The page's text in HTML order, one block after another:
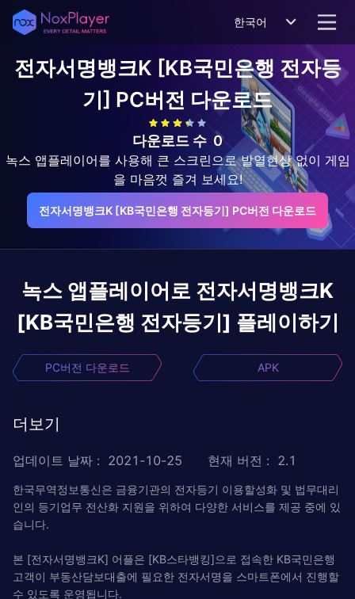
한국어
전자서명뱅크K [KB국민은행 전자등
기] PC버전 다운로드
다운로드 수 0
녹스 앱플레이어를 사용해 큰 스크린으로 발열현상 없이 게임
을 마음껏 즐겨 보세요!
전자서명뱅크K [KB국민은행 전자등기] PC버전 다운로드
녹스 앱플레이어로 전자서명뱅크K
[KB국민은행 전자등기] 플레이하기
PC버전 다운로드 APK
더보기
업데이트 날짜 : 2021-10-25 현재 버전 : 2.1
한국무역정보통신은 금융기관의 전자등기 이용할성화 및 법무대리
인의 등기업무 전산화 지원을 위하여 다양한 서비스를 제공 중에 있
습니다.
본 [전자서명뱅크K] 어플은 [KB스타뱅킹]으로 접속한 KB국민은행
고객이 부동산담보대출에 필요한 전자서명을 스마트폰에서 진행할
수 있도록 운영됩니다.